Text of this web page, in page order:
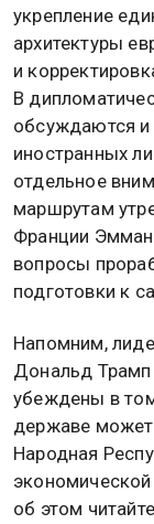
укрепление
архитектуры
и
В
обсуждаются
иностранных
отдельное
маршрутам
Франции
вопросы
подготовки к
Напомним,
Дональд
убеждены в
державе может
Народная
об этом читайте